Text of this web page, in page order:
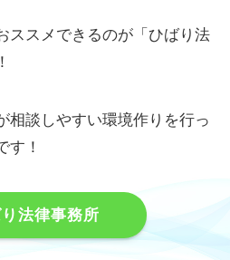
ススメできるのが「ひばり法
相談しやすい環境作りを行っ
す！
法律事務所